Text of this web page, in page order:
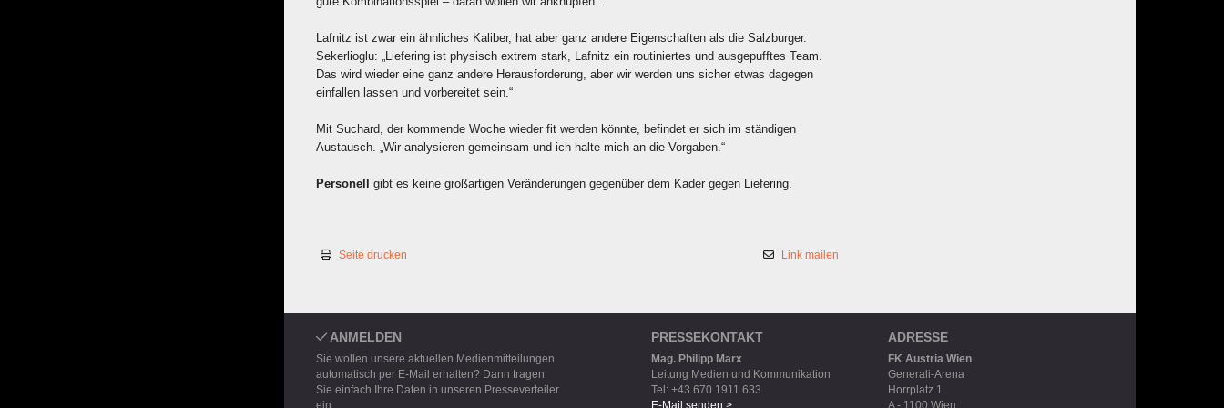
Lafnitz ist zwar ein ähnliches Kaliber, hat aber ganz andere Eigenschaften als die Salzburger.
Sekerlioglu: „Liefering ist physisch extrem stark, Lafnitz ein routiniertes und ausgepufftes Team.
Das wird wieder eine ganz andere Herausforderung, aber wir werden uns sicher etwas dagegen
einfallen lassen und vorbereitet sein.“
Mit Suchard, der kommende Woche wieder fit werden könnte, befindet er sich im ständigen
Austausch. „Wir analysieren gemeinsam und ich halte mich an die Vorgaben.“
Personell gibt es keine großartigen Veränderungen gegenüber dem Kader gegen Liefering.
Seite drucken Link mailen
ANMELDEN
Sie wollen unsere aktuellen Medienmitteilungen
automatisch per E-Mail erhalten? Dann tragen
Sie einfach Ihre Daten in unseren Presseverteiler
ein:
PRESSEKONTAKT
Mag. Philipp Marx
Leitung Medien und Kommunikation
Tel: +43 670 1911 633
E-Mail senden >
ADRESSE
FK Austria Wien
Generali-Arena
Horrplatz 1
A - 1100 Wien